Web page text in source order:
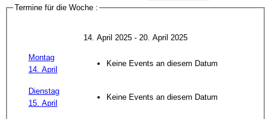
Termine für die Woche :
14. April 2025 - 20. April 2025
Montag
14. April
Keine Events an diesem Datum
Dienstag
15. April
Keine Events an diesem Datum